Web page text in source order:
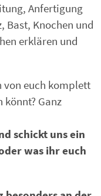
Anfertigung
Bast, Knochen und
erklären und
von euch komplett
Ganz
schickt uns ein
was ihr euch